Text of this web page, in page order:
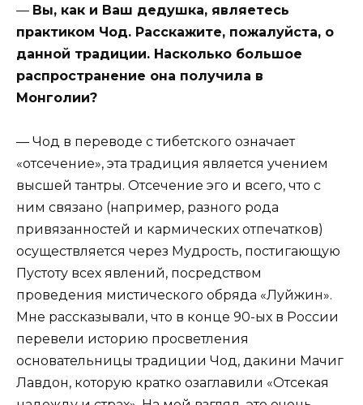
— Вы, как и Ваш дедушка, являетесь
практиком Чод. Расскажите, пожалуйста, о
данной традиции. Насколько большое
распространение она получила в
Монголии?
— Чод в переводе с тибетского означает
«отсечение», эта традиция является учением
высшей тантры. Отсечение эго и всего, что с
ним связано (например, разного рода
привязанностей и кармических отпечатков)
осуществляется через Мудрость, постигающую
Пустоту всех явлений, посредством
проведения мистического обряда «Луйжин».
Мне рассказывали, что в конце 90-ых в России
перевели историю просветления
основательницы традиции Чод, дакини Мачиг
Лавдон, которую кратко озаглавили «Отсекая